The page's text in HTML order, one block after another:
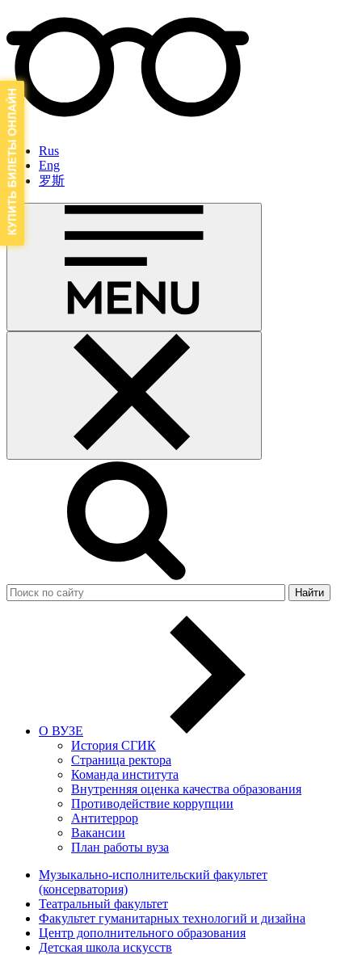
Rus
Eng
罗斯
Найти
О ВУЗЕ
История СГИК
Страница ректора
Команда института
Внутренняя оценка качества образования
Противодействие коррупции
Антитеррор
Вакансии
План работы вуза
Музыкально-исполнительский факультет
(консерватория)
Театральный факультет
Факультет гуманитарных технологий и дизайна
Центр дополнительного образования
Детская школа искусств